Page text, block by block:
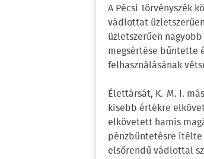
A Pécsi Törvényszék
vádlottat
üzletszerűen
megsértése bűntette
felhasználásának
Élettársát, K.-M. I.
kisebb értékre
elkövetett hamis
pénzbüntetésre
elsőrendű vádlottal